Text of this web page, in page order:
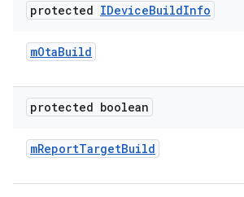
protected IDeviceBuildInfo
mOtaBuild
protected boolean
mReportTargetBuild